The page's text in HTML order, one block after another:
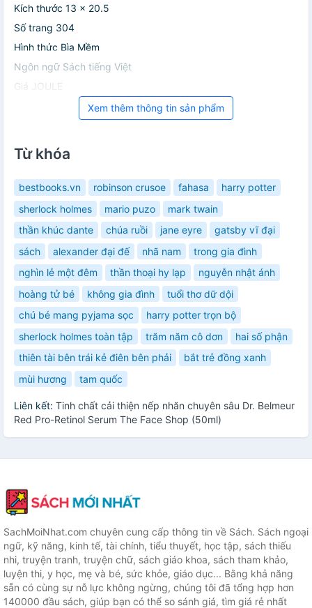
Kích thước 13 x 20.5
Số trang 304
Hình thức Bìa Mềm
Ngôn ngữ Sách tiếng Việt
Giá JOULE
Xem thêm thông tin sản phẩm
Từ khóa
bestbooks.vn robinson crusoe fahasa
harry potter
sherlock holmes
mario puzo
mark twain
thần khúc dante
chúa ruồi jane eyre
gatsby vĩ đại
sách
alexander đại đế nhã nam
trong gia đình
nghìn lẻ một đêm
thần thoại hy lạp
nguyễn nhật ánh
hoàng tử bé
không gia đình
tuổi thơ dữ dội
chú bé mang pyjama sọc
harry potter trọn bộ
sherlock holmes toàn tập
trăm năm cô dơn
hai số phận
thiên tài bên trái kẻ điên bên phải
bắt trẻ đồng xanh
mùi hương
tam quốc
Liên kết: Tinh chất cải thiện nếp nhăn chuyên sâu Dr. Belmeur
Red Pro-Retinol Serum The Face Shop (50ml)
SachMoiNhat.com chuyên cung cấp thông tin về Sách. Sách ngoại
ngữ, kỹ năng, kinh tế, tài chính, tiểu thuyết, học tập, sách thiếu
nhi, truyện tranh, truyện chữ, sách giáo khoa, sách tham khảo,
luyện thi, y học, mẹ và bé, sức khỏe, giáo dục... Bằng khả năng
sẵn có cùng sự nỗ lực không ngừng, chúng tôi đã tổng hợp hơn
140000 đầu sách, giúp bạn có thể so sánh giá, tìm giá rẻ nhất